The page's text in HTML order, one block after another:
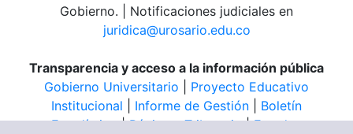
Gobierno. | Notificaciones judiciales en
juridica@urosario.edu.co
Transparencia y acceso a la información pública
Gobierno Universitario
Proyecto Educativo
Institucional
Informe de Gestión
Boletín
Estadístico|Régimen Tributario|Estados